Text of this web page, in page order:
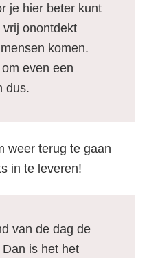
je hier beter kunt
onontdekt
komen.
even een
dus.
weer terug te gaan
in te leveren!
van de dag de
is het het